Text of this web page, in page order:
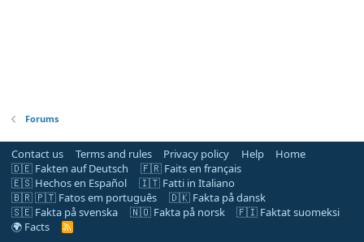
Forums
Contact us Terms and rules Privacy policy Help
Home
🇩🇪 Fakten auf Deutsch
🇫🇷 Faits en français
🇪🇸 Hechos en Español
🇮🇹 Fatti in Italiano
🇧🇷 🇵🇹 Fatos em português
🇩🇰 Fakta på dansk
🇸🇪 Fakta på svenska
🇳🇴 Fakta på norsk
🇫🇮 Faktat suomeksi
🌍 Facts
R